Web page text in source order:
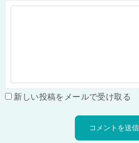
新しい投稿をメールで受け取る